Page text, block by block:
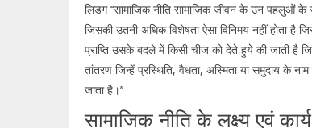
लिडग ‘‘सामाजिक नीति सामाजिक जीवन के उन पहलुओं के
जिसकी उतनी अधिक विशेषता ऐसा विनिमय नहीं होता है
प्राप्ति उसके बदले में किसी चीज को देते हुये की जाती है
तांतरण जिन्हें प्रस्थिति, वैधता, अस्मिता या समुदाय के नाम
जाता है।’’
सामाजिक नीति के लक्ष्य एवं कार्य